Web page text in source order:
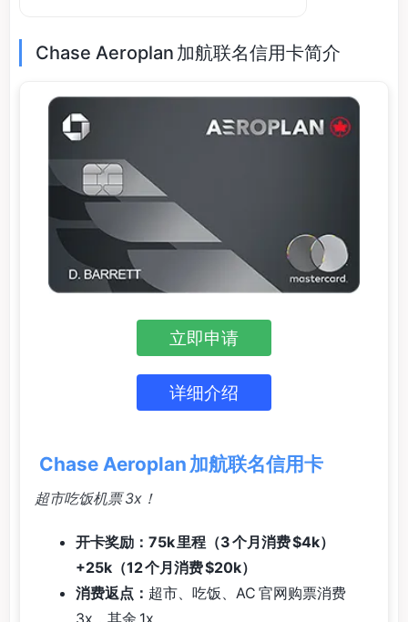
Chase Aeroplan 加航联名信用卡简介
立即申请
详细介绍
Chase Aeroplan 加航联名信用卡
超市吃饭机票 3x！
开卡奖励：75k 里程（3 个月消费 $4k）
+25k（12 个月消费 $20k）
消费返点： 超市、吃饭、AC 官网购票消费